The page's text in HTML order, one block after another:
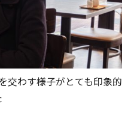
交わす様子がとても印象的